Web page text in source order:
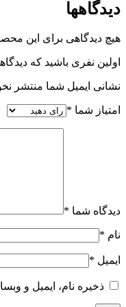
دیدگاهها
هیچ دیدگاهی برای این
اولین نفری باشید که
نشانی ایمیل شما منتشر
امتیاز شما *
دیدگاه شما *
نام *
ایمیل *
ذخیره نام، ایمیل و